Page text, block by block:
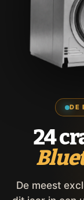
DE
24
De meest